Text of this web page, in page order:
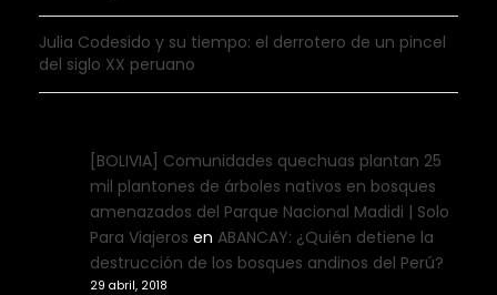
Julia Codesido y su tiempo: el derrotero de un pincel
del siglo XX peruano
[BOLIVIA] Comunidades quechuas plantan 25
mil plantones de árboles nativos en bosques
amenazados del Parque Nacional Madidi | Solo
Para Viajeros en ABANCAY: ¿Quién detiene la
destrucción de los bosques andinos del Perú?
29 abril, 2018